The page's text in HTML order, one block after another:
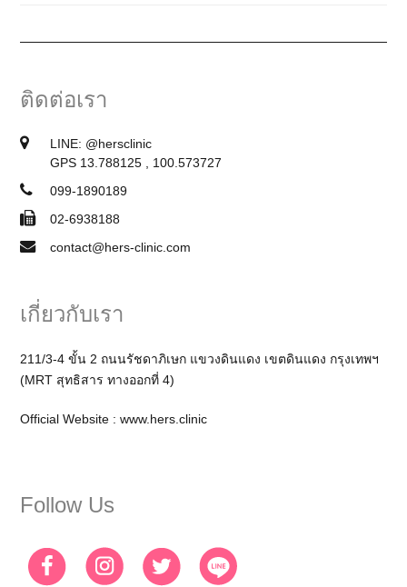
ติดต่อเรา
LINE: @hersclinic
GPS 13.788125 , 100.573727
099-1890189
02-6938188
contact@hers-clinic.com
เกี่ยวกับเรา
211/3-4 ขั้น 2 ถนนรัชดาภิเษก แขวงดินแดง เขตดินแดง กรุงเทพฯ
(MRT สุทธิสาร ทางออกที่ 4)
Official Website :www.hers.clinic
Follow Us